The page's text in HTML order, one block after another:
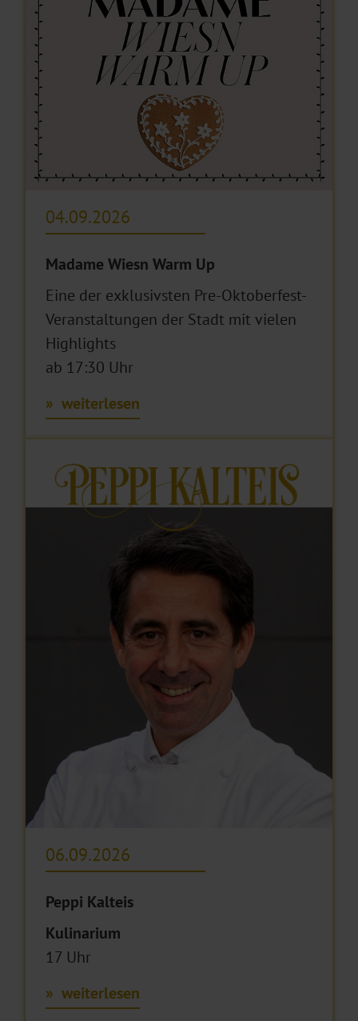
Madame Wiesn Warm Up
04.09.2026
Eine der exklusivsten Pre-Oktoberfest-
Veranstaltungen der Stadt mit vielen
Highlights
ab 17:30 Uhr
weiterlesen
Peppi Kalteis
06.09.2026
Kulinarium
17 Uhr
weiterlesen